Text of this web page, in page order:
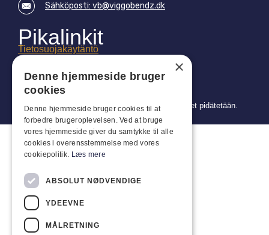
Sähköposti: vb@viggobendz.dk
Pikalinkit
Tietosuojakäytäntö
Copyright 2024 © Viggo Bendz. Kaikki oikeudet pidätetään.
×
Denne hjemmeside bruger
cookies
Denne hjemmeside bruger cookies til at
forbedre brugeroplevelsen. Ved at bruge
vores hjemmeside giver du samtykke til alle
cookies i overensstemmelse med vores
cookiepolitik. Læs mere
ABSOLUT NØDVENDIGE
YDEEVNE
MÅLRETNING